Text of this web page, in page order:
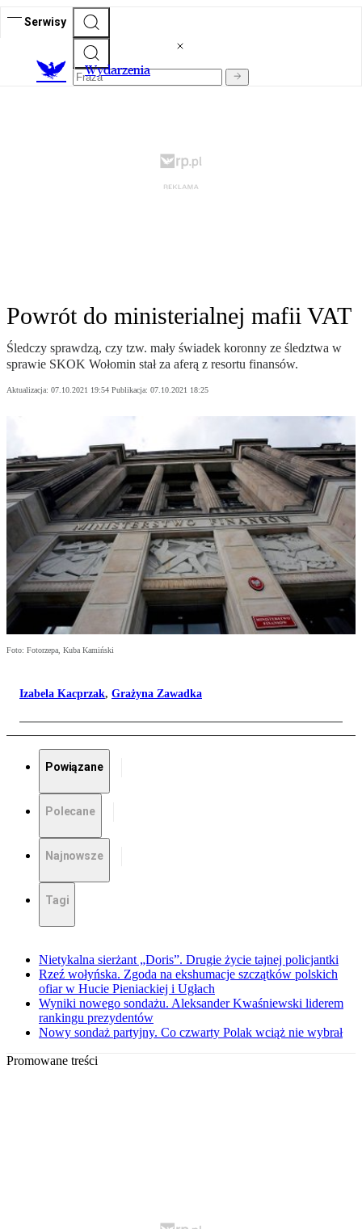
Serwisy
Wydarzenia
Powrót do ministerialnej mafii VAT
Śledczy sprawdzą, czy tzw. mały świadek koronny ze śledztwa w
sprawie SKOK Wołomin stał za aferą z resortu finansów.
Aktualizacja: 07.10.2021 19:54 Publikacja: 07.10.2021 18:25
Foto: Fotorzepa, Kuba Kamiński
Izabela Kacprzak, Grażyna Zawadka
Powiązane
Polecane
Najnowsze
Tagi
Nietykalna sierżant „Doris”. Drugie życie tajnej policjantki
Rzeź wołyńska. Zgoda na ekshumacje szczątków polskich
ofiar w Hucie Pieniackiej i Ugłach
Wyniki nowego sondażu. Aleksander Kwaśniewski liderem
rankingu prezydentów
Nowy sondaż partyjny. Co czwarty Polak wciąż nie wybrał
Promowane treści